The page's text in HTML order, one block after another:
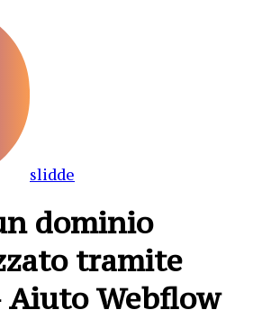
slidde
dominio
tramite
Aiuto Webflow